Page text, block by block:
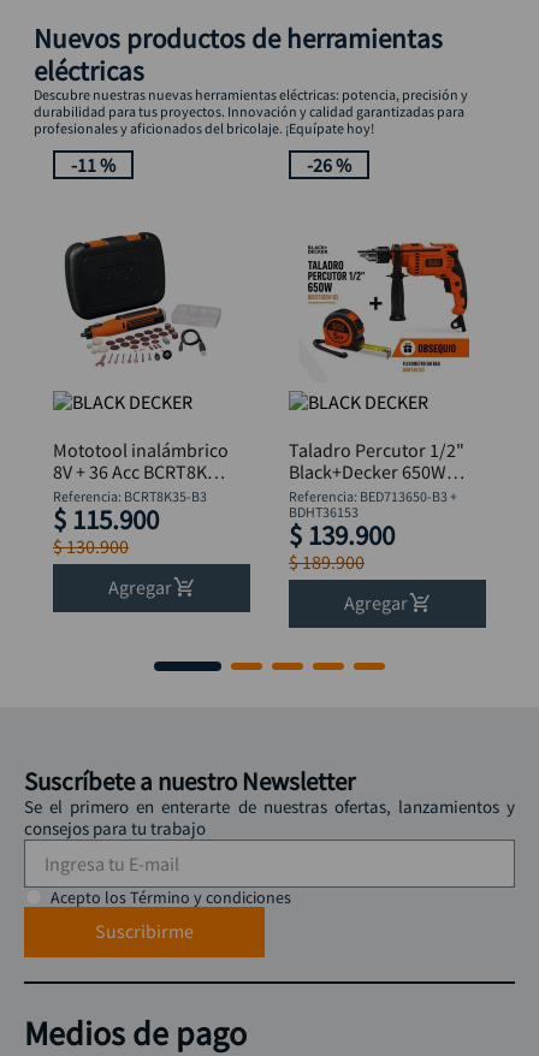
Nuevos productos de herramientas
eléctricas
Descubre nuestras nuevas herramientas eléctricas: potencia, precisión y
durabilidad para tus proyectos. Innovación y calidad garantizadas para
profesionales y aficionados del bricolaje. ¡Equípate hoy!
-11 %
Mototool inalámbrico
8V + 36 Acc BCRT8K35
B&D
Referencia: BCRT8K35-B3
$ 115.900
$130.900
Agregar
-26 %
Taladro Percutor 1/2"
Black+Decker 650W
BED713650-B3 +
Flexómetro
Referencia: BED713650-B3 +
BDHT36153
$ 139.900
$189.900
Agregar
Suscríbete a nuestro Newsletter
Se el primero en enterarte de nuestras ofertas, lanzamientos y
consejos para tu trabajo
Acepto los Término y condiciones
Suscribirme
Medios de pago